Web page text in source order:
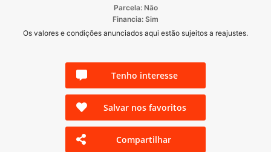
Parcela: Não
Financia: Sim
Os valores e condições anunciados aqui estão sujeitos a reajustes.
Tenho interesse
Salvar nos favoritos
Compartilhar